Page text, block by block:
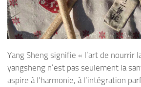
Yang Sheng signifie « l’art de nourrir
yangsheng n’est pas seulement la
aspire à l’harmonie, à l’intégration